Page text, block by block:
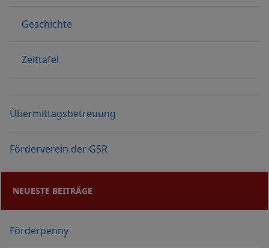
Geschichte
Zeittafel
Übermittagsbetreuung
Förderverein der GSR
NEUESTE BEITRÄGE
Förderpenny